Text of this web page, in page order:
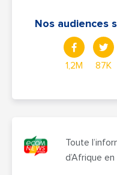
Nos audiences
1,2M 87K
Toute
d’Afrique